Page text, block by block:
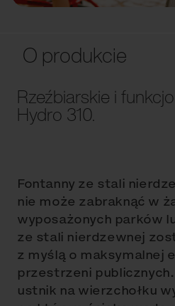
O produkcie
Rzeźbiarskie i
Hydro 310.
Fontanny ze stali
nie może zabraknąć w
wyposażonych parków
ze stali nierdzewnej
z myślą o maksymalnej
przestrzeni
ustnik na wierzchołku